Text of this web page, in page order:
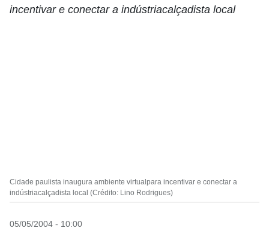
incentivar e conectar a indústriacalçadista local
Cidade paulista inaugura ambiente virtualpara incentivar e conectar a
indústriacalçadista local (Crédito: Lino Rodrigues)
05/05/2004 - 10:00